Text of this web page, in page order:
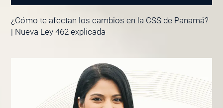
¿Cómo te afectan los cambios en la CSS de Panamá?
| Nueva Ley 462 explicada